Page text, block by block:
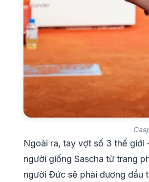
Ngoài ra, tay vợt số 3 thế giới
người giống Sascha từ trang
người Đức sẽ phải đương đầu